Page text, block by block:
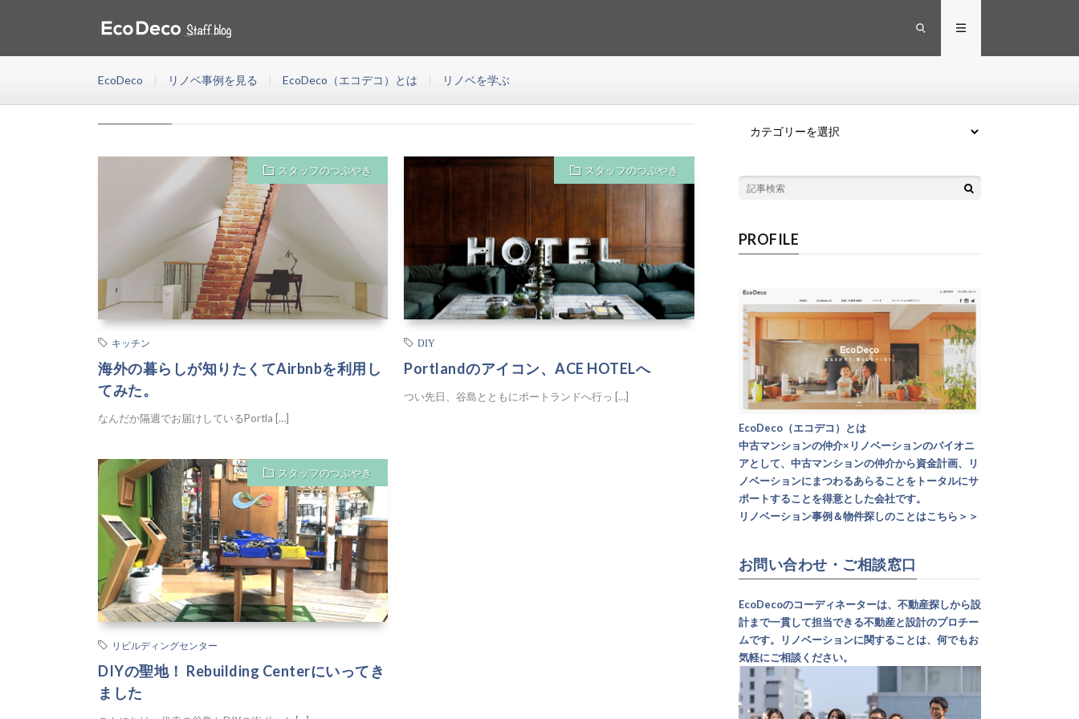
が資金計画、物件探し、設計施工などリノベーションにまつわる様々な役に立つコンテンツをご紹介するブログです。
EcoDeco リノベ事例を見る EcoDeco（エコデコ）とは リノベを学ぶ
スタッフのつぶやき
キッチン
海外の暮らしが知りたくてAirbnbを利用し
てみた。
なんだか隔週でお届けしているPortla […]
スタッフのつぶやき
DIY
Portlandのアイコン、ACE HOTELへ
つい先日、谷島とともにポートランドへ行っ […]
スタッフのつぶやき
リビルディングセンター
DIYの聖地！ Rebuilding Centerにいってき
ました
PROFILE
EcoDeco（エコデコ）とは
中古マンションの仲介×リノベーションのパイオニ
アとして、中古マンションの仲介から資金計画、リ
ノベーションにまつわるあらることをトータルにサ
ポートすることを得意とした会社です。
リノベーション事例＆物件探しのことはこちら＞＞
お問い合わせ・ご相談窓口
EcoDecoのコーディネーターは、不動産探しから設
計まで一貫して担当できる不動産と設計のプロチー
ムです。リノベーションに関することは、何でもお
気軽にご相談ください。